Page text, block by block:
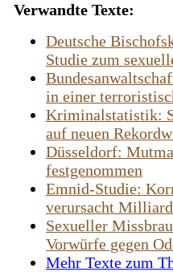
Verwandte Texte:
Deutsche
Studie zum
in einer
Kriminalstatistik:
auf neuen
Düsseldorf:
festgenommen
Emnid-Studie:
verursacht
Sexueller
Vorwürfe gegen
Mehr Texte zum